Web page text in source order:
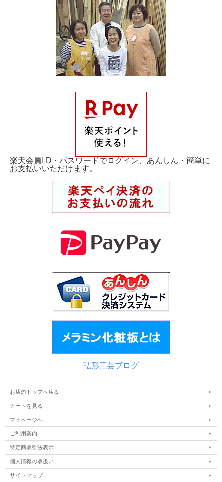
楽天会員I D・パスワードでログイン、あんしん・簡単に
お支払いいただけます。
弘形工芸ブログ
お店のトップへ戻る
カートを見る
マイページへ
ご利用案内
特定商取引法表示
個人情報の取扱い
サイトマップ